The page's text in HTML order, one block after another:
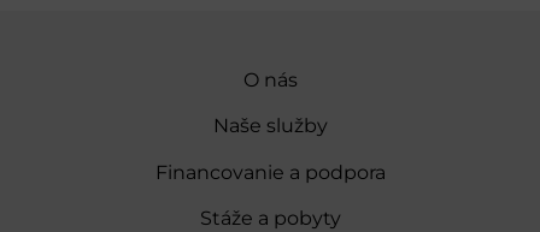
O nás
Naše služby
Financovanie a podpora
Stáže a pobyty